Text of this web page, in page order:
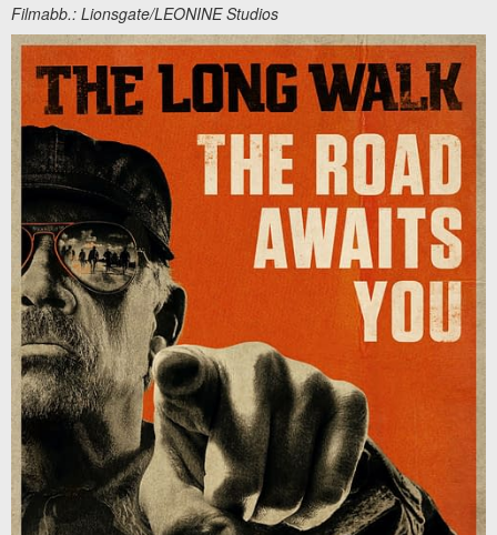
Filmabb.: Lionsgate/LEONINE Studios